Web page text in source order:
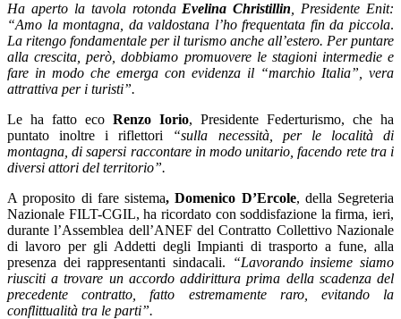
Ha aperto la tavola rotonda Evelina Christillin , Presidente Enit:
“Amo la montagna, da valdostana l’ho frequentata fin da piccola.
La ritengo fondamentale per il turismo anche all’estero. Per puntare
alla crescita, però, dobbiamo promuovere le stagioni intermedie e
fare in modo che emerga con evidenza il “marchio Italia”,
vera
attrattiva per i turisti”.
Le ha fatto eco Renzo Iorio, Presidente Federturismo, che ha
puntato inoltre i riflettori “sulla necessità, per le località di
montagna, di sapersi raccontare in modo unitario, facendo rete tra i
diversi attori del territorio”.
A proposito di fare sistema, Domenico D’Ercole, della Segreteria
Nazionale FILT-CGIL, ha ricordato con soddisfazione la firma, ieri,
durante l’Assemblea dell’ANEF del Contratto Collettivo Nazionale
di lavoro per gli Addetti degli Impianti di trasporto a fune, alla
presenza dei rappresentanti sindacali.
“Lavorando insieme siamo
riusciti a trovare un accordo addirittura prima della scadenza del
precedente contratto, fatto estremamente raro, evitando la
conflittualità tra le parti”.